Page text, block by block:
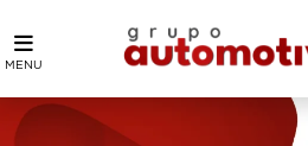
MENU